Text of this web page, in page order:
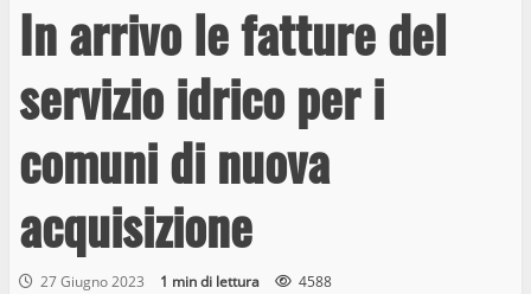
In arrivo le fatture del
servizio idrico per i
comuni di nuova
acquisizione
27 Giugno 2023 1 min di lettura 4588